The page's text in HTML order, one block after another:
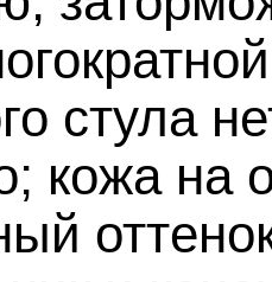
стула
кожа на